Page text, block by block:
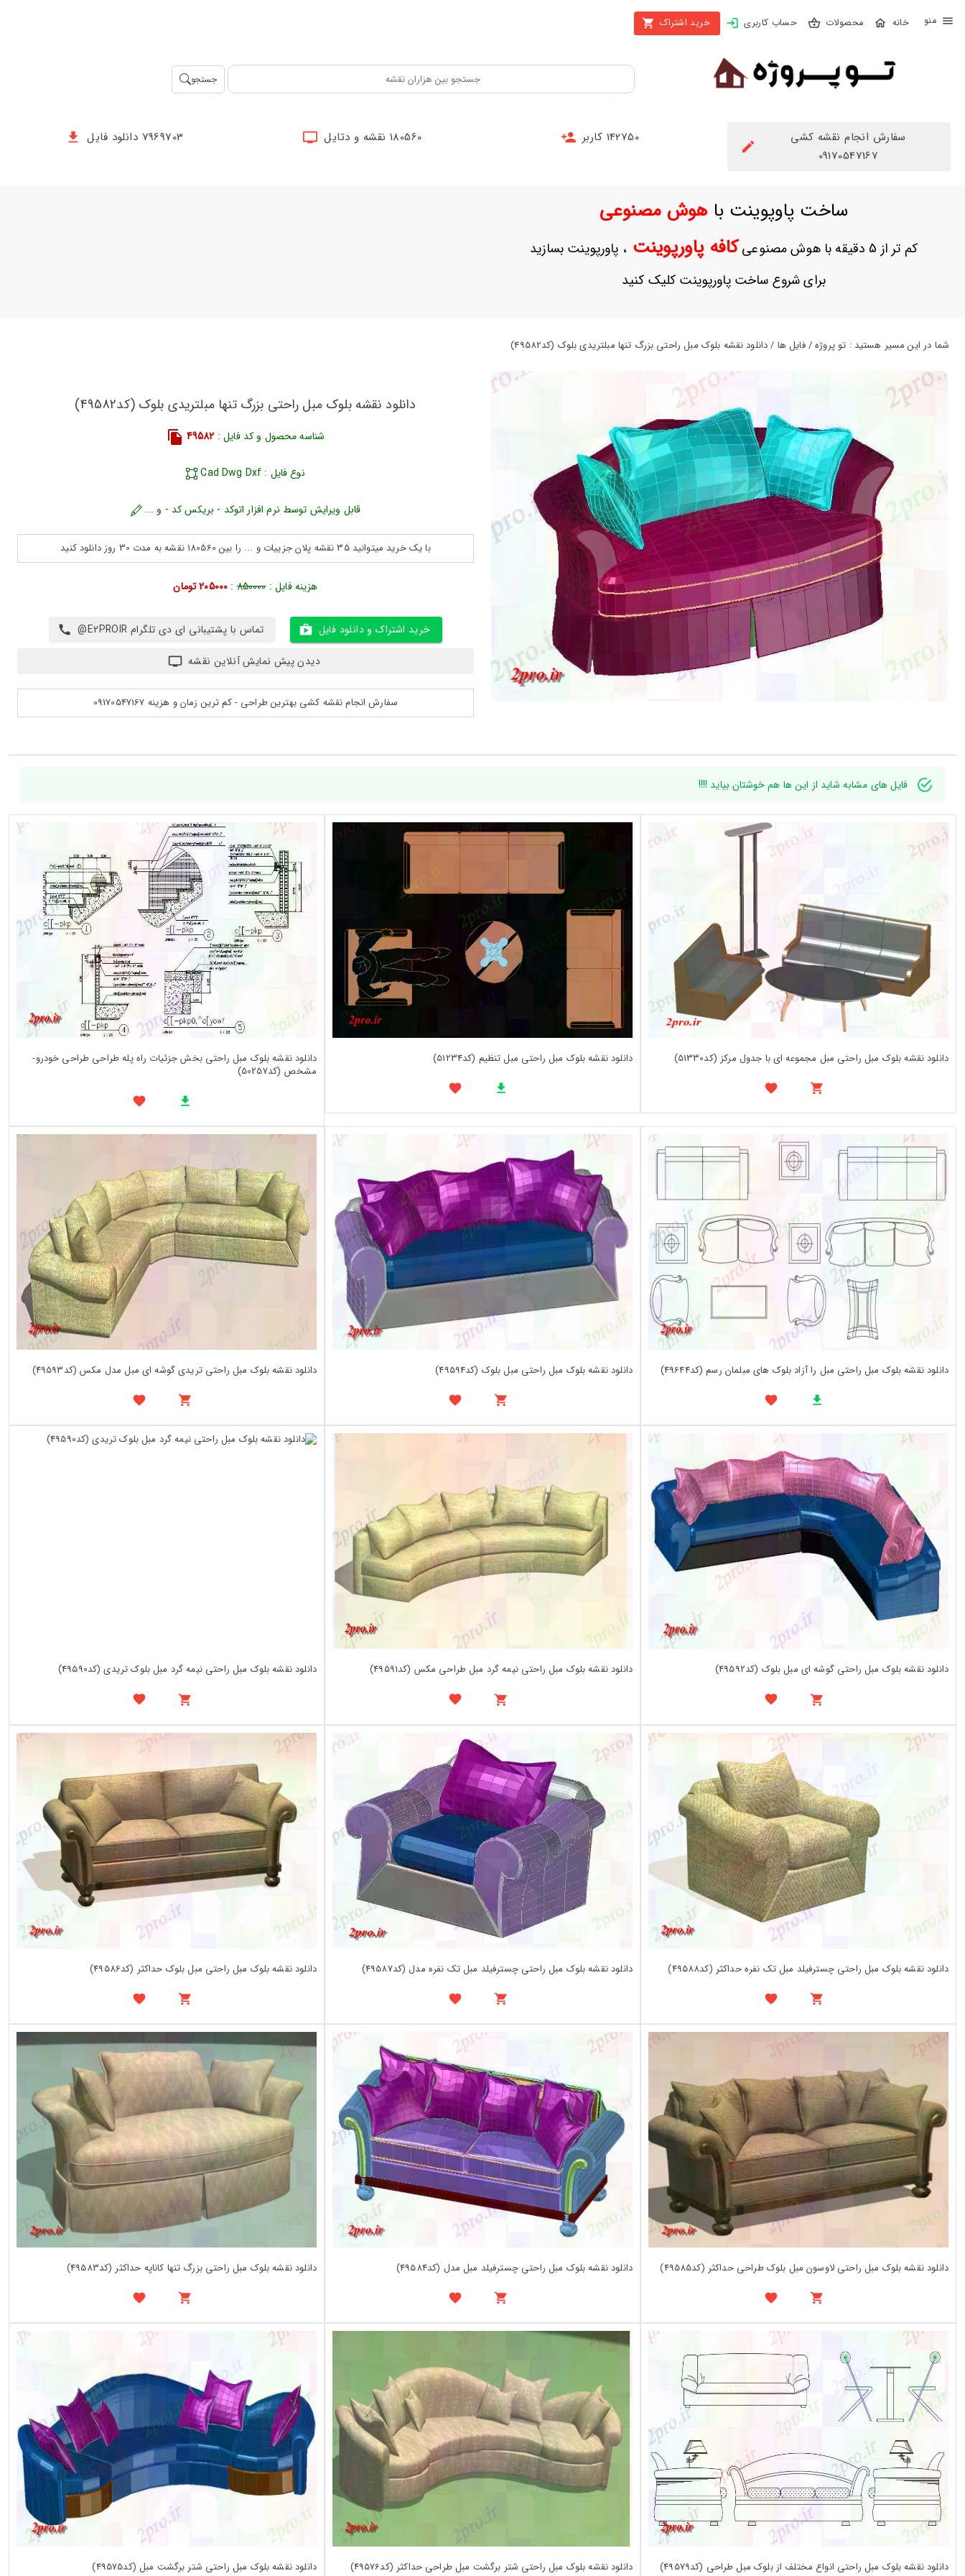
محصولات حساب کاربری خرید اشتراک
بستن
محصولات
حساب
ثبت
علاقه
مندی
جستجو
سفارش انجام نقشه کشی
09170547167
142750 کاربر 180560 نقشه و دتایل 7969703 دانلود فایل
ساخت پاوپوینت باهوش مصنوعی
کم تر از 5 دقیقه با هوش مصنوعی کافه پاورپوینت، پاورپوینت بسازید
برای شروع ساخت پاورپوینت کلیک کنید
شما در این مسیر هستید : تو پروژه / فایل ها / دانلود نقشه بلوک مبل راحتی بزرگ تنها مبلتریدی بلوک (کد49582)
دانلود نقشه بلوک مبل راحتی بزرگ تنها مبلتریدی بلوک (کد49582)
شناسه محصول و کد فایل : 49582
نوع فایل : Cad Dwg Dxf
قابل ویرایش توسط نرم افزار اتوکد - بریکس کد - و ...
با یک خرید میتوانید 35 نقشه پلان جزییات و ... را بین 180560 نقشه به مدت 30 روز دانلود کنید
هزینه فایل :850000
: 205000 تومان
خرید اشتراک و دانلود فایل
تماس با پشتیبانی ای دی تلگرام E2PROIR@
دیدن پیش نمایش آنلاین نقشه
سفارش انجام نقشه کشی بهترین طراحی - کم ترین زمان و هزینه 09170547167
فایل های مشابه شاید از این ها هم خوشتان بیاید !!!!
دانلود نقشه بلوک مبل راحتی مبل مجموعه ای با جدول مرکز (کد51330) دانلود نقشه بلوک مبل راحتی مبل تنظیم (کد51234)
دانلود نقشه بلوک مبل راحتی بخش جزئیات راه پله طراحی طراحی خودرو-
مشخص (کد50257)
دانلود نقشه بلوک مبل راحتی مبل را آزاد بلوک های مبلمان رسم (کد49644) دانلود نقشه بلوک مبل راحتی مبل بلوک (کد49594) دانلود نقشه بلوک مبل راحتی تریدی گوشه ای مبل مدل مکس (کد49593)
دانلود نقشه بلوک مبل راحتی گوشه ای مبل بلوک (کد49592) دانلود نقشه بلوک مبل راحتی نیمه گرد مبل طراحی مکس (کد49591) دانلود نقشه بلوک مبل راحتی نیمه گرد مبل بلوک تریدی (کد49590)
دانلود نقشه بلوک مبل راحتی چسترفیلد مبل تک نفره حداکثر (کد49588) دانلود نقشه بلوک مبل راحتی چسترفیلد مبل تک نفره مدل (کد49587) دانلود نقشه بلوک مبل راحتی مبل بلوک حداکثر (کد49586)
دانلود نقشه بلوک مبل راحتی لاوسون مبل بلوک طراحی حداکثر (کد49585) دانلود نقشه بلوک مبل راحتی چسترفیلد مبل مدل (کد49584) دانلود نقشه بلوک مبل راحتی بزرگ تنها کاناپه حداکثر (کد49583)
دانلود نقشه بلوک مبل راحتی انواع مختلف از بلوک مبل طراحی (کد49579) دانلود نقشه بلوک مبل راحتی شتر برگشت مبل طراحی حداکثر (کد49576) دانلود نقشه بلوک مبل راحتی شتر برگشت مبل (کد49575)